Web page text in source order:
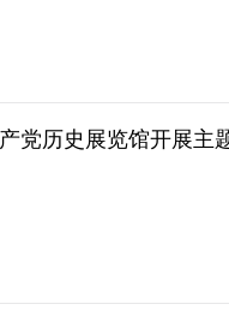
党历史展览馆开展主